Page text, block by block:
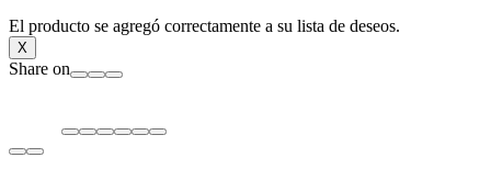
El producto se agregó correctamente a su lista de deseos.
X
Share on